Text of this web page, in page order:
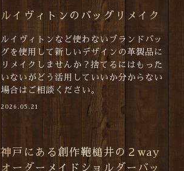
ルイヴィトンのバッグリメイク
ルイヴィトンなど使わないブランドバッ
グを使用して新しいデザインの革製品に
リメイクしませんか？捨てるにはもった
いないがどう活用していいか分からない
場合はご相談ください。
2026.05.21
神戸にある創作鞄槌井の２way
オーダーメイドショルダーバッ